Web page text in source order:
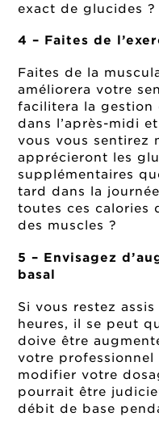
exact de glucides ?
4 – Faites de
Faites de la
améliorera votre
facilitera la gestion
dans l’après-midi
vous vous sentirez
apprécieront les
supplémentaires
tard dans la
toutes ces calories
des muscles ?
5 – Envisagez
basal
Si vous restez
heures, il se peut
doive être
votre professionnel
modifier votre
pourrait être
débit de base